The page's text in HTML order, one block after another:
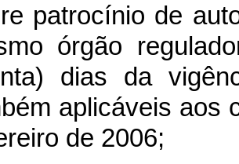
patrocínio de
órgão
dias da
aplicáveis aos
de 2006;